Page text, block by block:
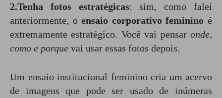
2.Tenha fotos estratégicas: sim, como falei
anteriormente, oensaio corporativo feminino é
extremamente estratégico. Você vai pensar onde,
como e porque vai usar essas fotos depois.
Um ensaio institucional feminino cria um acervo
de imagens que pode ser usado de inúmeras